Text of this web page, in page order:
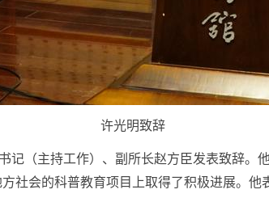
许光明致辞
记（主持工作）、副所长赵方臣发表致辞。
社会的科普教育项目上取得了积极进展。